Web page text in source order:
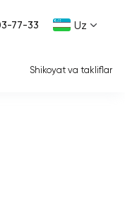
77-33 Uz
Shikoyat va takliflar